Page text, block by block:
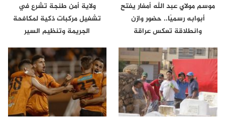
موسم مولاي عبد الله أمغار يفتح
أبوابه رسميًا.. حضور وازن
وانطلاقة تعكس عراقة
ولاية أمن طنجة تشرع في
تشغيل مركبات ذكية لمكافحة
الجريمة وتنظيم السير